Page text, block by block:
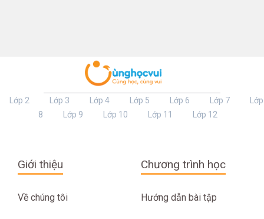
Lớp 2 Lớp 3 Lớp 4 Lớp 5 Lớp 6 Lớp 7
Lớp
8
Lớp 9 Lớp 10 Lớp 11 Lớp 12
Giới thiệu
Về chúng tôi
Chương trình học
Hướng dẫn bài tập